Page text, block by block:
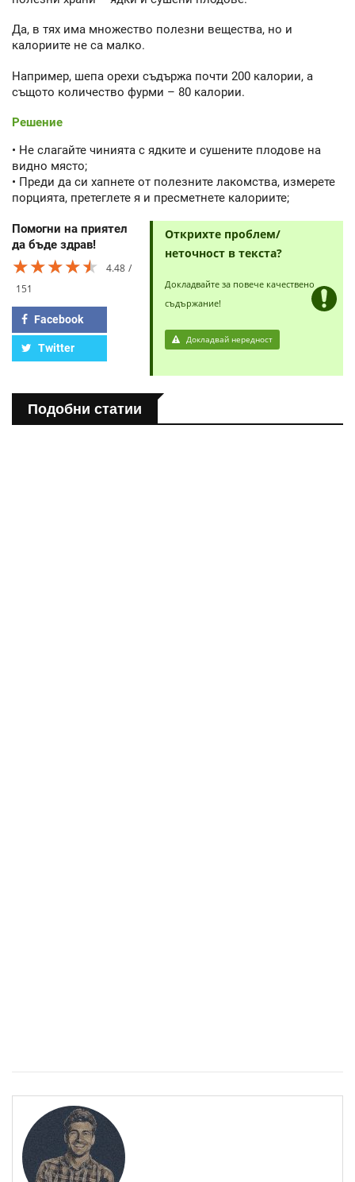
Да, в тях има множество полезни вещества, но и
калориите не са малко.
Например, шепа орехи съдържа почти 200 калории, а
същото количество фурми – 80 калории.
Решение
• Не слагайте чинията с ядките и сушените плодове на
видно място;
• Преди да си хапнете от полезните лакомства, измерете
порцията, претеглете я и пресметнете калориите;
Помогни на приятел
да бъде здрав!
★★★★★
★★★★★
★★★★★
4.48
151
Facebook
Twitter
Открихте проблем/
неточност в текста?
Докладвайте за повече качествено
съдържание!
Докладвай нередност
Подобни статии